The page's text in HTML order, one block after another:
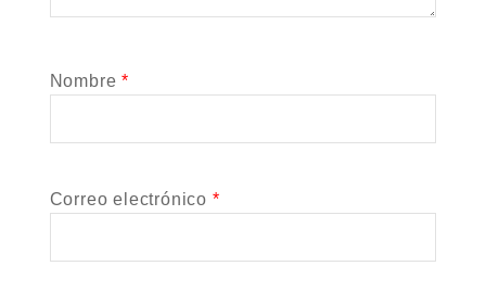
Nombre*
Correo electrónico *